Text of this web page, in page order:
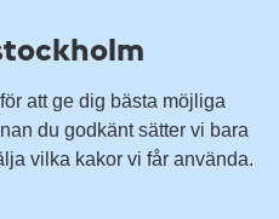
att ge dig bästa möjliga
du godkänt sätter vi bara
vilka kakor vi får använda.